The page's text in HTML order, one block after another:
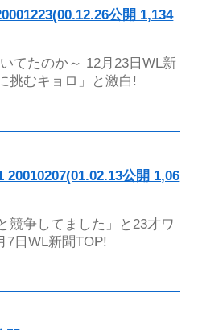
公開 1,134
てたのか～ 12月23日WL新
挑むキョロ」と激白!
公開 1,06
競争してました」と23才ワ
7日WL新聞TOP!